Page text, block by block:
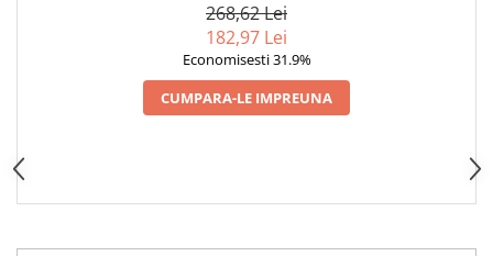
268,62 Lei
182,97 Lei
Economisesti 31.9%
CUMPARA-LE IMPREUNA